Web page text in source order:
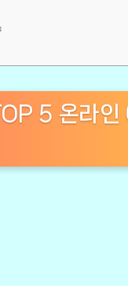
5 온라인